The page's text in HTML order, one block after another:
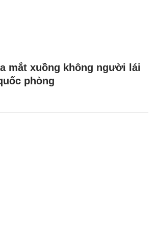
mắt xuồng không người lái
phòng